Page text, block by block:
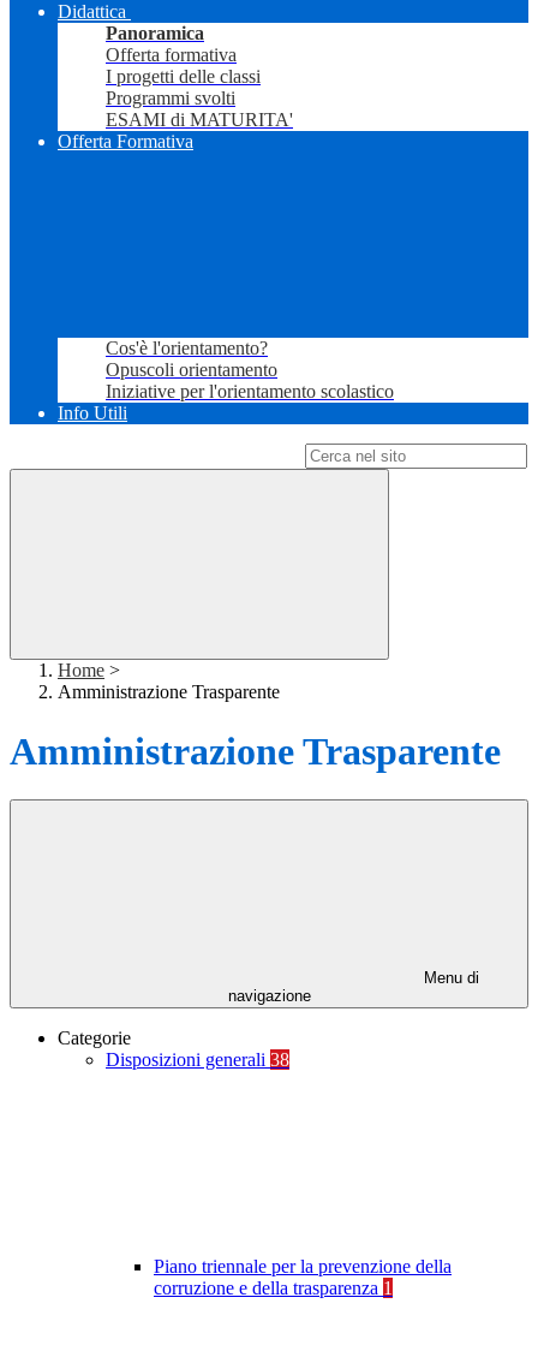
Didattica
Panoramica
Offerta formativa
I progetti delle classi
Programmi svolti
ESAMI di MATURITA'
Offerta Formativa
Cos'è l'orientamento?
Opuscoli orientamento
Iniziative per l'orientamento scolastico
Info Utili
Home >
Amministrazione Trasparente
Amministrazione Trasparente
Menu di
navigazione
Categorie
Disposizioni generali 38
Piano triennale per la prevenzione della
corruzione e della trasparenza 1